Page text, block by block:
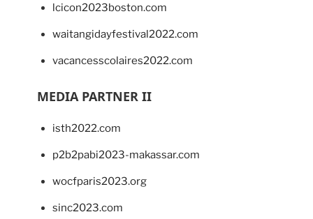
lcicon2023boston.com
waitangidayfestival2022.com
vacancesscolaires2022.com
MEDIA PARTNER II
isth2022.com
p2b2pabi2023-makassar.com
wocfparis2023.org
sinc2023.com